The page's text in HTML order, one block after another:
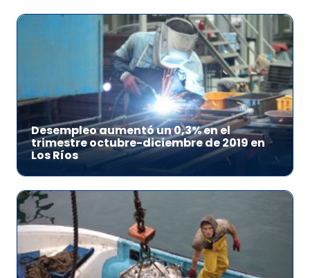
Desempleo aumentó un 0,3% en el
trimestre octubre-diciembre de 2019 en
Los Ríos